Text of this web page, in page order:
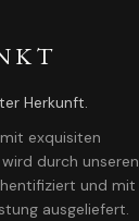
Herkunft.
exquisiten
durch unseren
und mit
ausgeliefert.